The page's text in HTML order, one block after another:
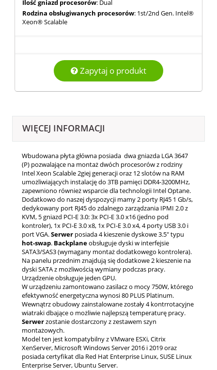
Ilość gniazd procesorów: Dual
Rodzina obsługiwanych procesorów: 1st/2nd Gen. Intel®
Xeon® Scalable
Zapytaj o produkt
WIĘCEJ INFORMACJI
Wbudowana płyta główna posiada dwa gniazda LGA 3647
(P) pozwalające na montaż dwóch procesorów z rodziny
Intel Xeon Scalable 2giej generacji oraz 12 slotów na RAM
umożliwiających instalację do 3TB pamięci DDR4-3200MHz,
zapewniono również wsparcie dla technologii Intel Optane.
Dodatkowo do naszej dyspozycji mamy 2 porty RJ45 1 Gb/s,
dedykowany port RJ45 do zdalnego zarządzania IPMI 2.0 z
KVM, 5 gniazd PCI-E 3.0: 3x PCI-E 3.0 x16 (jedno pod
kontroler), 1x PCI-E 3.0 x8, 1x PCI-E 3.0 x4, 4 porty USB 3.0 i
port VGA.Serwer posiada 4 kieszenie dyskowe 3.5" typu
hot-swap. Backplaneobsługuje dyski w interfejsie
SATA3/SAS3 (wymagany montaż dodatkowego kontrolera).
Na panelu przednim znajdują się dodatkowe 2 kieszenie na
dyski SATA z możliwością wymiany podczas pracy.
Urządzenie obsługuje jeden GPU.
W urządzeniu zamontowano zasilacz o mocy 750W, którego
efektywność energetyczna wynosi 80 PLUS Platinum.
Wewnątrz obudowy zainstalowane zostały 4 kontrrotacyjne
wiatraki dbające o możliwie najlepszą temperaturę pracy.
Serwerzostanie dostarczony z zestawem szyn
montażowych.
Model ten jest kompatybilny z VMware ESXi, Citrix
XenServer, Microsoft Windows Server 2016 i 2019 oraz
posiada certyfikat dla Red Hat Enterprise Linux, SUSE Linux
Enterprise Server, Ubuntu Server.